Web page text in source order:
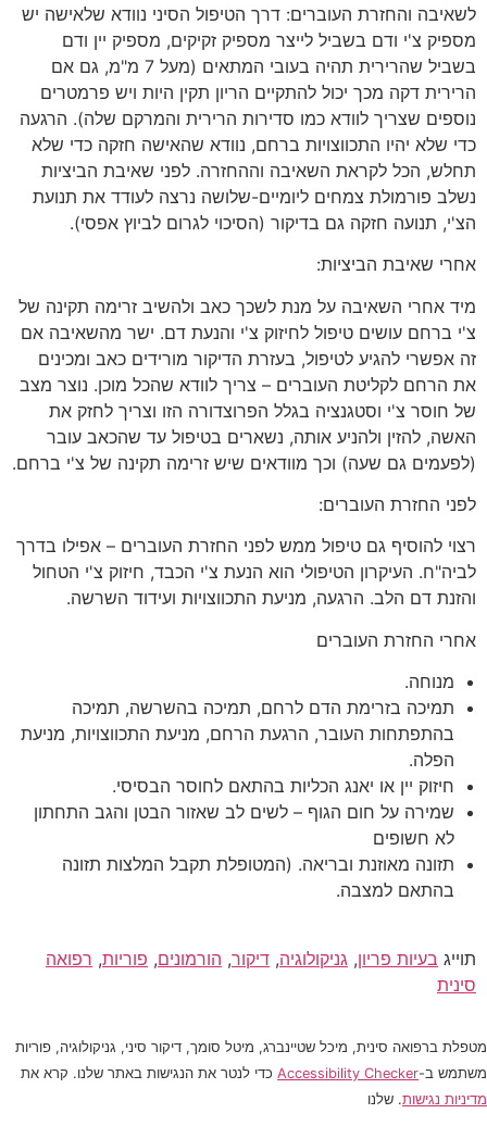
לשאיבה והחזרת העוברים: דרך הטיפול הסיני נוודא שלאישה יש
מספיק צ'י ודם בשביל לייצר מספיק זקיקים, מספיק יין ודם
בשביל שהרירית תהיה בעובי המתאים (מעל 7 מ"מ, גם אם
הרירית דקה מכך יכול להתקיים הריון תקין היות ויש פרמטרים
נוספים שצריך לוודא כמו סדירות הרירית והמרקם שלה). הרגעה
כדי שלא יהיו התכווצויות ברחם, נוודא שהאישה חזקה כדי שלא
תחלש, הכל לקראת השאיבה וההחזרה. לפני שאיבת הביציות
נשלב פורמולת צמחים ליומיים-שלושה נרצה לעודד את תנועת
הצ'י, תנועה חזקה גם בדיקור (הסיכוי לגרום לביוץ אפסי).
אחרי שאיבת הביציות:
מיד אחרי השאיבה על מנת לשכך כאב ולהשיב זרימה תקינה של
צ'י ברחם עושים טיפול לחיזוק צ'י והנעת דם. ישר מהשאיבה אם
זה אפשרי להגיע לטיפול, בעזרת הדיקור מורידים כאב ומכינים
את הרחם לקליטת העוברים – צריך לוודא שהכל מוכן. נוצר מצב
של חוסר צ'י וסטגנציה בגלל הפרוצדורה הזו וצריך לחזק את
האשה, להזין ולהניע אותה, נשארים בטיפול עד שהכאב עובר
(לפעמים גם שעה) וכך מוודאים שיש זרימה תקינה של צ'י ברחם.
לפני החזרת העוברים:
רצוי להוסיף גם טיפול ממש לפני החזרת העוברים – אפילו בדרך
לביה"ח. העיקרון הטיפולי הוא הנעת צ'י הכבד, חיזוק צ'י הטחול
והזנת דם הלב. הרגעה, מניעת התכווצויות ועידוד השרשה.
אחרי החזרת העוברים
מנוחה.
תמיכה בזרימת הדם לרחם, תמיכה בהשרשה, תמיכה
בהתפתחות העובר, הרגעת הרחם, מניעת התכווצויות, מניעת
הפלה.
חיזוק יין או יאנג הכליות בהתאם לחוסר הבסיסי.
שמירה על חום הגוף – לשים לב שאזור הבטן והגב התחתון
לא חשופים
תזונה מאוזנת ובריאה. (המטופלת תקבל המלצות תזונה
בהתאם למצבה.
תוייג בעיות פריון, גניקולוגיה, דיקור, הורמונים, פוריות, רפואה
סינית
מטפלת ברפואה סינית, מיכל שטיינברג, מיטל סומך, דיקור סיני, גניקולוגיה, פוריות
משתמש ב-Accessibility Checker כדי לנטר את הנגישות באתר שלנו. קרא את
מדיניות נגישות. שלנו